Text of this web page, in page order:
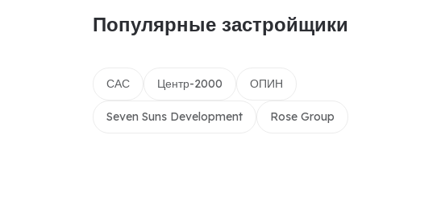
Популярные застройщики
САС Центр-2000 ОПИН
Seven Suns Development Rose Group